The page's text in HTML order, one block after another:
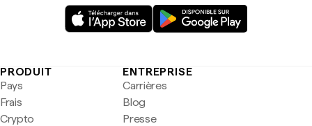
PRODUIT
Pays
Frais
Crypto
ENTREPRISE
Carrières
Blog
Presse